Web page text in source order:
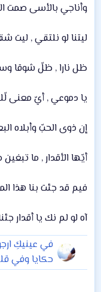
وأناجي بالأسى صمت
ليتنا لو نلتقي , ليت
ظل نارا , ظلّ شوقا
يا دموعي , أيّ معنى
إن ذوى الحبّ وأبلاه
أيّها الأقدار , ما تبغين
فيم قد جئت بنا هذا
آه لو لم نك يا أقدار
في عينيكِ
حكايا وفي
موسيقى الم